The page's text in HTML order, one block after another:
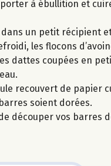
à ébullition et
un petit récipient
les flocons
dattes coupées en
recouvert de papier
soient dorées.
découper vos barres